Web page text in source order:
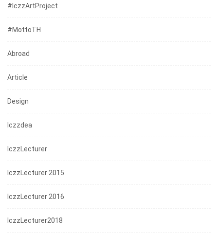
#iczzArtProject
#mottoTH
Abroad
Article
Design
Iczzdea
IczzLecturer
IczzLecturer 2015
IczzLecturer 2016
IczzLecturer2018